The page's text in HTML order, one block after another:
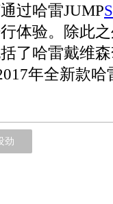
过哈雷JUMP
体验。除此
了哈雷戴维
年全新款
劲